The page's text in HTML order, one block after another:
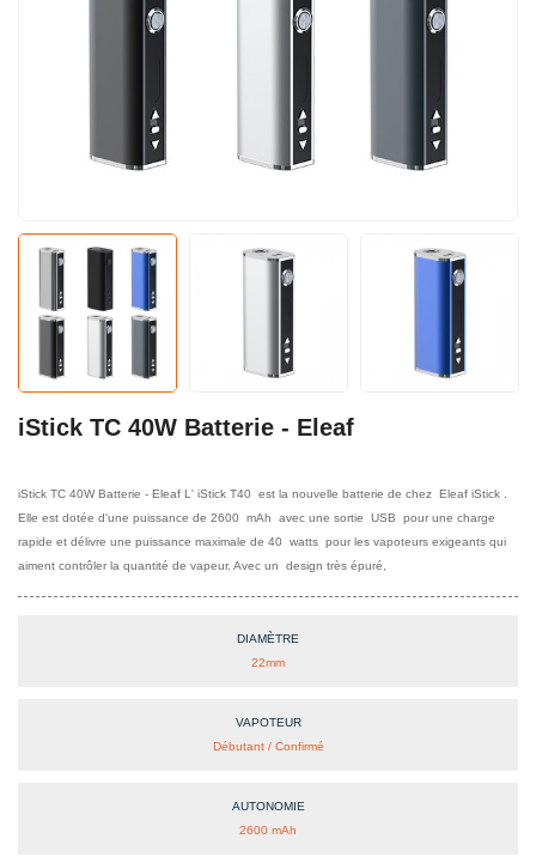
iStick TC 40W Batterie - Eleaf
iStick TC 40W Batterie - Eleaf L' iStick T40 est la nouvelle batterie de chez Eleaf iStick .
Elle est dotée d'une puissance de 2600 mAh avec une sortie USB pour une charge
rapide et délivre une puissance maximale de 40 watts pour les vapoteurs exigeants qui
aiment contrôler la quantité de vapeur. Avec un design très épuré,
DIAMÈTRE
22mm
VAPOTEUR
Débutant / Confirmé
AUTONOMIE
2600 mAh